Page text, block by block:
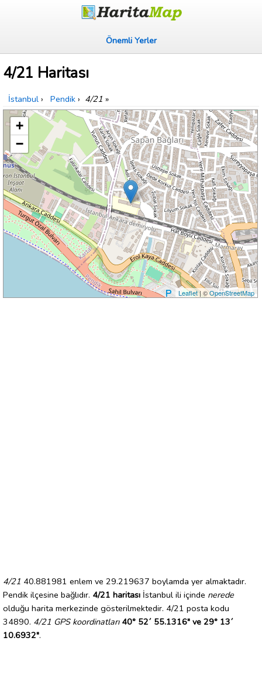
Önemli Yerler
4/21 Haritası
İstanbul › Pendik › 4/21 »
+
−
Leaflet| ©OpenStreetMap
4/21 40.881981 enlem ve 29.219637 boylamda yer almaktadır.
Pendik ilçesine bağlıdır. 4/21 haritası İstanbul ili içinde nerede
olduğu harita merkezinde gösterilmektedir. 4/21 posta kodu
34890. 4/21 GPS koordinatları 40° 52´ 55.1316" ve 29° 13´
10.6932".